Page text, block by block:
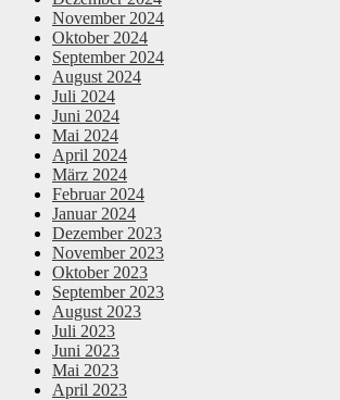
November 2024
Oktober 2024
September 2024
August 2024
Juli 2024
Juni 2024
Mai 2024
April 2024
März 2024
Februar 2024
Januar 2024
Dezember 2023
November 2023
Oktober 2023
September 2023
August 2023
Juli 2023
Juni 2023
Mai 2023
April 2023